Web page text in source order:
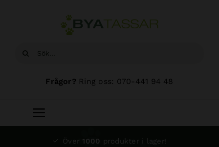
Sök
Frågor? Ring oss: 070-441 94 48
Toggle
Navigation
Över 1000 produkter i lager!